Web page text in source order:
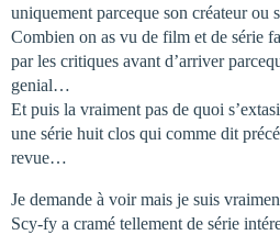
uniquement parceque son créateur ou
Combien on as vu de film et de série
par les critiques avant d’arriver
genial…
Et puis la vraiment pas de quoi
une série huit clos qui comme dit
revue…
Je demande à voir mais je suis
Scy-fy a cramé tellement de série